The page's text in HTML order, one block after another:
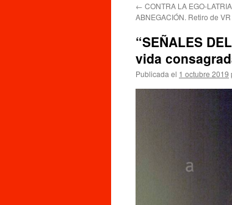
← CONTRA LA EGO-
ABNEGACIÓN. Retiro de
“SEÑALES
vida
Publicada el 1 octubre 2019